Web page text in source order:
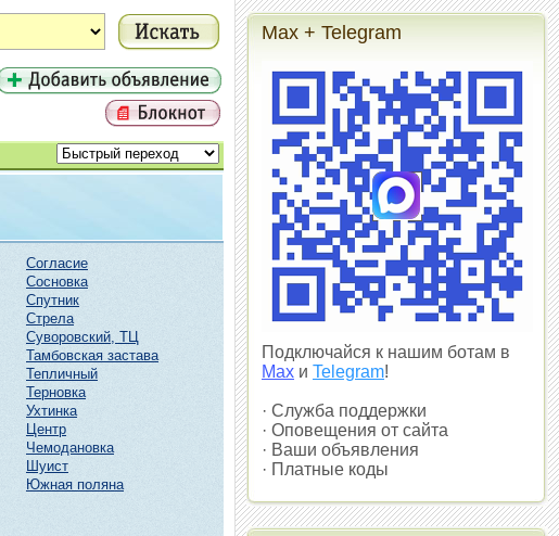
Согласие
Сосновка
Спутник
Стрела
Суворовский, ТЦ
Тамбовская застава
Тепличный
Терновка
Ухтинка
Центр
Чемодановка
Шуист
Южная поляна
Max + Telegram
Подключайся к нашим ботам в
Max и Telegram!
· Служба поддержки
· Оповещения от сайта
· Ваши объявления
· Платные коды